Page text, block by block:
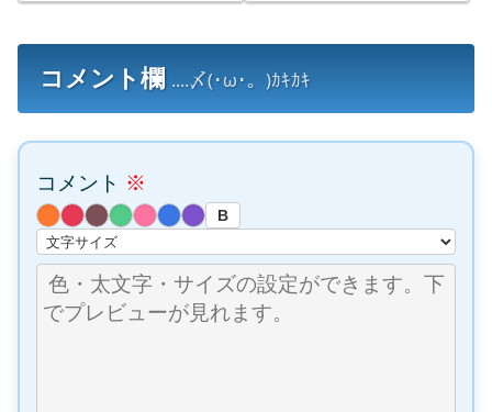
コメント欄 ....〆(･ω･。)ｶｷｶｷ
コメント ※
B